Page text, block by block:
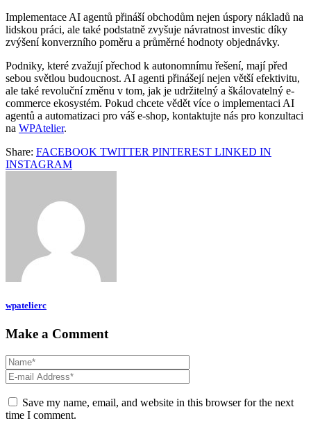
Implementace AI agentů přináší obchodům nejen úspory nákladů na
lidskou práci, ale také podstatně zvyšuje návratnost investic díky
zvýšení konverzního poměru a průměrné hodnoty objednávky.
Podniky, které zvažují přechod k autonomnímu řešení, mají před
sebou světlou budoucnost. AI agenti přinášejí nejen větší efektivitu,
ale také revoluční změnu v tom, jak je udržitelný a škálovatelný e-
commerce ekosystém. Pokud chcete vědět více o implementaci AI
agentů a automatizaci pro váš e-shop, kontaktujte nás pro konzultaci
na WPAtelier.
Share: FACEBOOK TWITTER PINTEREST LINKED IN
INSTAGRAM
wpatelierc
Make a Comment
Save my name, email, and website in this browser for the next
time I comment.